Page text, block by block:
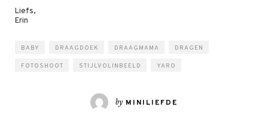
Liefs,
Erin
BABY DRAAGDOEK DRAAGMAMA DRAGEN
FOTOSHOOT STIJLVOLINBEELD YARO
by MINILIEFDE